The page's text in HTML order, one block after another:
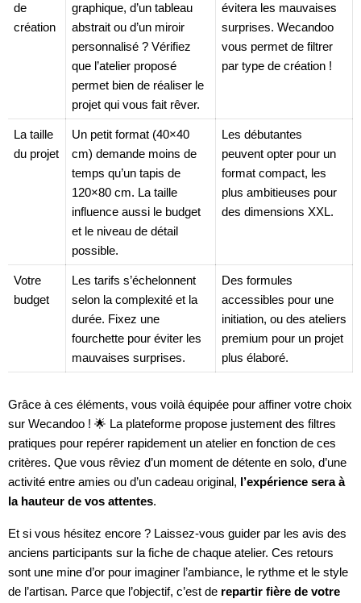
de
création
graphique, d’un tableau
abstrait ou d’un miroir
personnalisé ? Vérifiez
que l’atelier proposé
permet bien de réaliser le
projet qui vous fait rêver.
évitera les mauvaises
surprises. Wecandoo
vous permet de filtrer
par type de création !
La taille
du projet
Un petit format (40×40
cm) demande moins de
temps qu’un tapis de
120×80 cm. La taille
influence aussi le budget
et le niveau de détail
possible.
Les débutantes
peuvent opter pour un
format compact, les
plus ambitieuses pour
des dimensions XXL.
Votre
budget
Les tarifs s’échelonnent
selon la complexité et la
durée. Fixez une
fourchette pour éviter les
mauvaises surprises.
Des formules
accessibles pour une
initiation, ou des ateliers
premium pour un projet
plus élaboré.
Grâce à ces éléments, vous voilà équipée pour affiner votre choix
sur Wecandoo ! 🌟 La plateforme propose justement des filtres
pratiques pour repérer rapidement un atelier en fonction de ces
critères. Que vous rêviez d’un moment de détente en solo, d’une
activité entre amies ou d’un cadeau original,
l’expérience sera à
la hauteur de vos attentes.
Et si vous hésitez encore ? Laissez-vous guider par les avis des
anciens participants sur la fiche de chaque atelier. Ces retours
sont une mine d’or pour imaginer l’ambiance, le rythme et le style
de l’artisan. Parce que l’objectif, c’est de repartir fière de votre